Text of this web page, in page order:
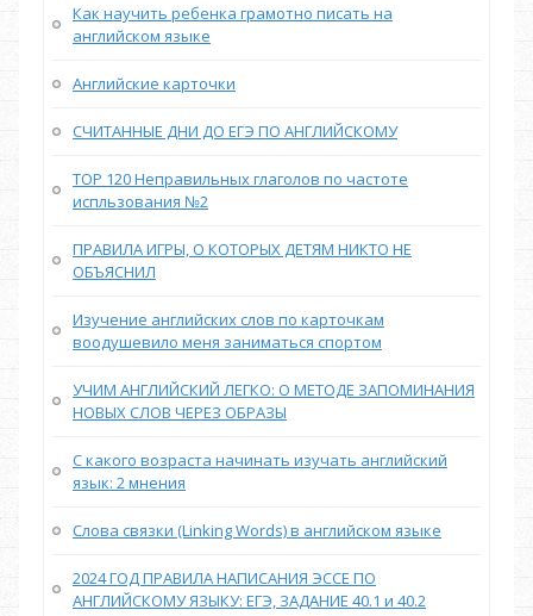
Как научить ребенка грамотно писать на
английском языке
Английские карточки
СЧИТАННЫЕ ДНИ ДО ЕГЭ ПО АНГЛИЙСКОМУ
TOP 120 Неправильных глаголов по частоте
испльзования №2
ПРАВИЛА ИГРЫ, О КОТОРЫХ ДЕТЯМ НИКТО НЕ
ОБЪЯСНИЛ
Изучение английских слов по карточкам
воодушевило меня заниматься спортом
УЧИМ АНГЛИЙСКИЙ ЛЕГКО: О МЕТОДЕ ЗАПОМИНАНИЯ
НОВЫХ СЛОВ ЧЕРЕЗ ОБРАЗЫ
С какого возраста начинать изучать английский
язык: 2 мнения
Слова связки (Linking Words) в английском языке
2024 ГОД ПРАВИЛА НАПИСАНИЯ ЭССЕ ПО
АНГЛИЙСКОМУ ЯЗЫКУ: ЕГЭ, ЗАДАНИЕ 40.1 и 40.2